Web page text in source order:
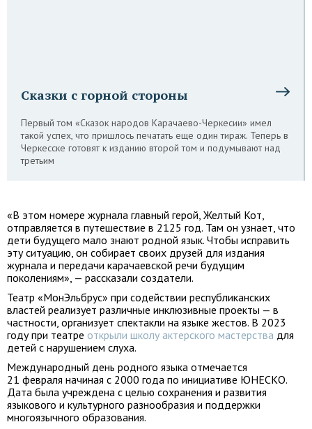
Сказки с горной стороны
Первый том «Сказок народов Карачаево-Черкесии» имел
такой успех, что пришлось печатать еще один тираж. Теперь в
Черкесске готовят к изданию второй том и подумывают над
третьим
«В этом номере журнала главный герой, Желтый Кот,
отправляется в путешествие в 2125 год. Там он узнает, что
дети будущего мало знают родной язык. Чтобы исправить
эту ситуацию, он собирает своих друзей для издания
журнала и передачи карачаевской речи будущим
поколениям», — рассказали создатели.
Театр «МонЭльбрус» при содействии республиканских
властей реализует различные инклюзивные проекты — в
частности, организует спектакли на языке жестов. В 2023
году при театре открыли школу актерского мастерства для
детей с нарушением слуха.
Международный день родного языка отмечается
21 февраля начиная с 2000 года по инициативе ЮНЕСКО.
Дата была учреждена с целью сохранения и развития
языкового и культурного разнообразия и поддержки
многоязычного образования.